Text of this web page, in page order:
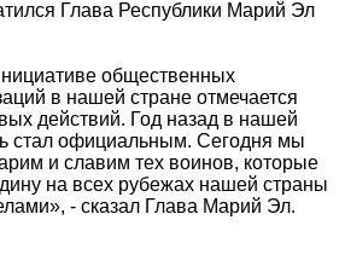
Глава Республики Марий Эл
общественных
в нашей стране отмечается
действий. Год назад в нашей
стал официальным. Сегодня мы
и славим тех воинов, которые
на всех рубежах нашей страны
- сказал Глава Марий Эл.